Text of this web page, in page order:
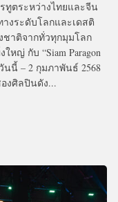
ทูตระหว่างไทยและจีน
งระดับโลกและเดสติ
ชาติจากทั่วทุกมุมโลก
ญ่ กับ “Siam Paragon
วันนี้ – 2 กุมภาพันธ์ 2568
งศิลปินดัง...